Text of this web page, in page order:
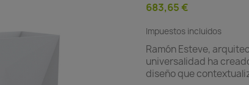
683,65 €
Impuestos incluidos
Ramón Esteve,
universalidad ha
diseño que